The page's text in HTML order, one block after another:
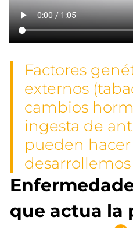
Factores
externos
cambios
ingesta de
pueden
que actua la